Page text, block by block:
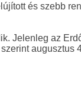
és szebb
Jelenleg az
augusztus